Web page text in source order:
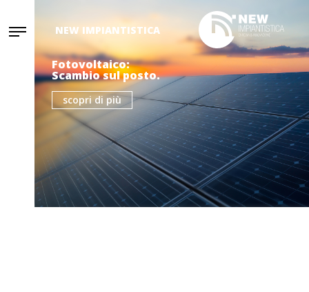
NEW IMPIANTISTICA
Fotovoltaico:
Scambio sul posto.
scopri di più